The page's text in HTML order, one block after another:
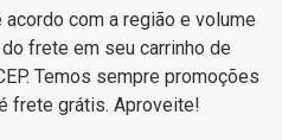
com a região e volume
frete em seu carrinho de
Temos sempre promoções
frete grátis. Aproveite!